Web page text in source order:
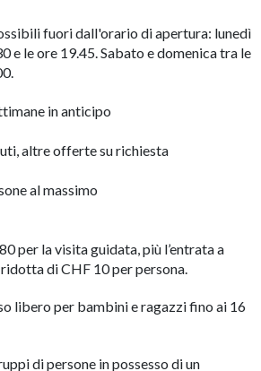
fuori dall'orario di apertura: lunedì
e le ore 19.45. Sabato e domenica tra le
in anticipo
altre offerte su richiesta
al massimo
per la visita guidata, più l’entrata a
di CHF 10 per persona.
libero per bambini e ragazzi fino ai 16
di persone in possesso di un